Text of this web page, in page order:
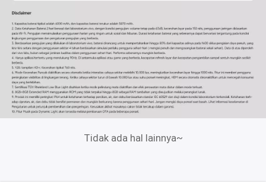
Tidak ada hal lainnya~